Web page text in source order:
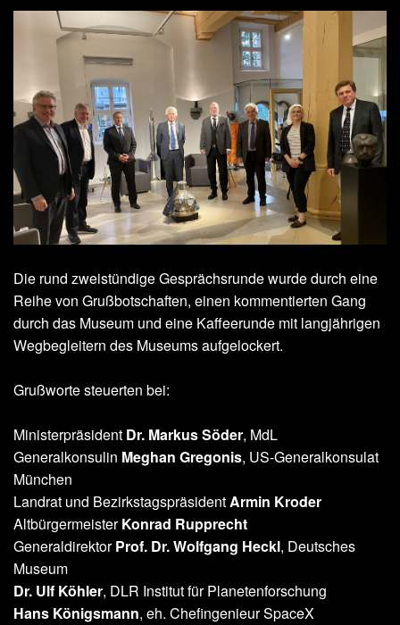
Die rund zweistündige Gesprächsrunde wurde durch eine
Reihe von Grußbotschaften, einen kommentierten Gang
durch das Museum und eine Kaffeerunde mit langjährigen
Wegbegleitern des Museums aufgelockert.
Grußworte steuerten bei:
Ministerpräsident Dr. Markus Söder, MdL
Generalkonsulin Meghan Gregonis, US-Generalkonsulat
München
Landrat und BezirkstagspräsidentArmin Kroder
AltbürgermeisterKonrad Rupprecht
GeneraldirektorProf. Dr. Wolfgang Heckl, Deutsches
Museum
Dr. Ulf Köhler, DLR Institut für Planetenforschung
Hans Königsmann, eh. Chefingenieur SpaceX